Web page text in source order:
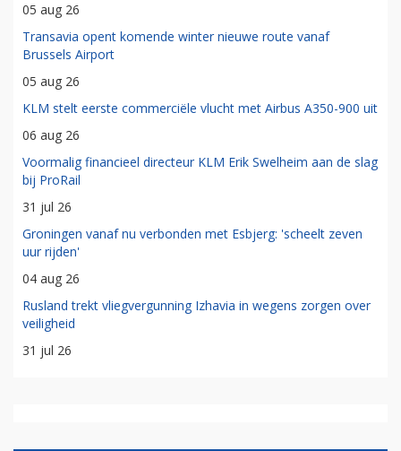
05 aug 26
Transavia opent komende winter nieuwe route vanaf
Brussels Airport
05 aug 26
KLM stelt eerste commerciële vlucht met Airbus A350-900 uit
06 aug 26
Voormalig financieel directeur KLM Erik Swelheim aan de slag
bij ProRail
31 jul 26
Groningen vanaf nu verbonden met Esbjerg: 'scheelt zeven
uur rijden'
04 aug 26
Rusland trekt vliegvergunning Izhavia in wegens zorgen over
veiligheid
31 jul 26